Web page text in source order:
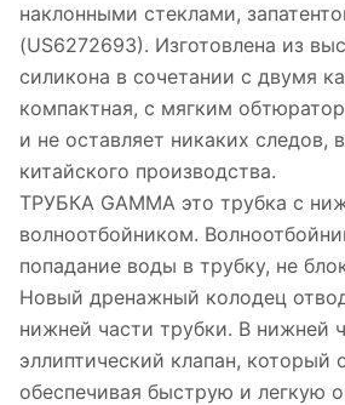
наклонными стеклами,
(US6272693). Изготовлена из
силикона в сочетании с двумя
компактная, с мягким
и не оставляет никаких следов,
китайского производства.
ТРУБКА GAMMA это трубка с
волноотбойником.
попадание воды в трубку, не
Новый дренажный колодец
нижней части трубки. В нижней
эллиптический клапан,
обеспечивая быструю и легкую